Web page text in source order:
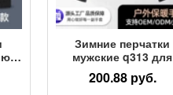
Зимние перчатки
мужские q313 для
велоспорта на
открытом воздухе
200.88 руб.